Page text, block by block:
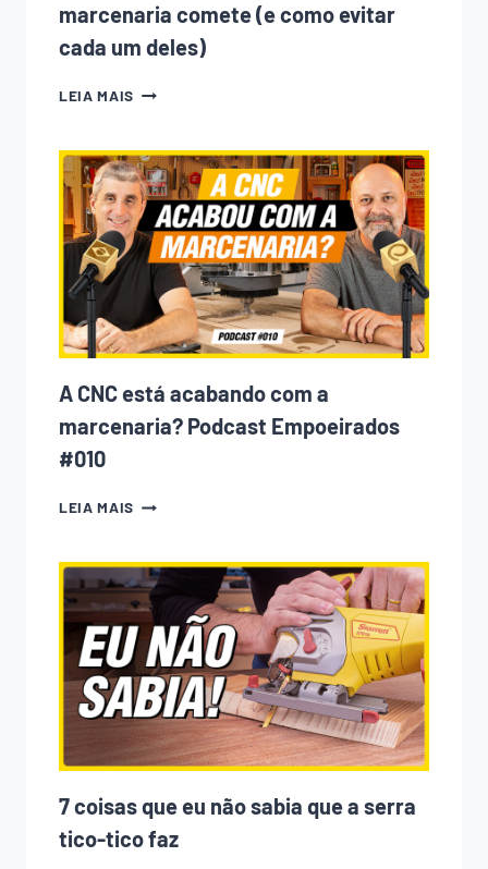
marcenaria comete (e como evitar
cada um deles)
LEIA MAIS 10
TODO
INICIANTE
NA
MARCENARIA
COMETE
(E
COMO
EVITAR
CADA
UM
DELES)
A CNC está acabando com a
marcenaria? Podcast Empoeirados
#010
LEIA MAIS A
ACABANDO
COM
A
MARCENARIA?
PODCAST
EMPOEIRADOS
#010
7 coisas que eu não sabia que a serra
tico-tico faz